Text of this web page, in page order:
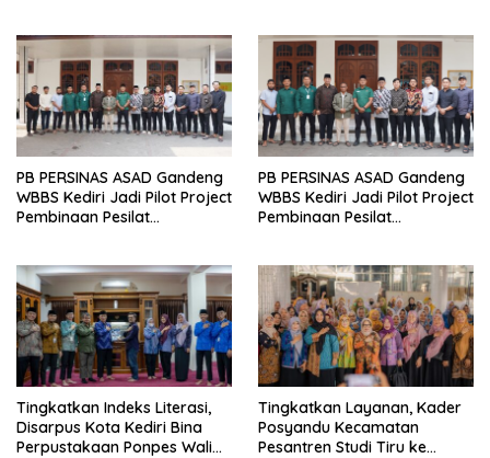
PB PERSINAS ASAD Gandeng
WBBS Kediri Jadi Pilot Project
Pembinaan Pesilat
PB PERSINAS ASAD Gandeng
WBBS Kediri Jadi Pilot Project
Pembinaan Pesilat
Tingkatkan Indeks Literasi,
Disarpus Kota Kediri Bina
Perpustakaan Ponpes Wali
Tingkatkan Layanan, Kader
Posyandu Kecamatan
Pesantren Studi Tiru ke